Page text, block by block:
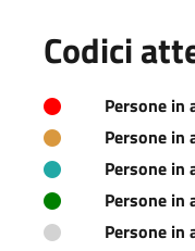
Codici
Persone in
Persone in
Persone in
Persone in
Persone in